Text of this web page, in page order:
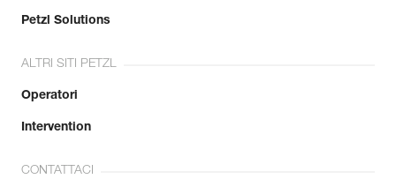
Petzl Solutions
ALTRI SITI PETZL
Operatori
Intervention
CONTATTACI